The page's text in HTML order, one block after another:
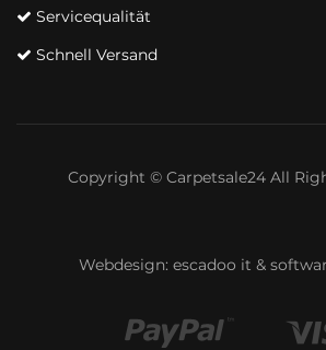
Servicequalität
Schnell Versand
Copyright © Carpetsale24 All
Webdesign: escadoo it &